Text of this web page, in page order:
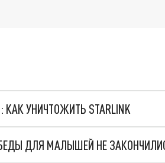
УНИЧТОЖИТЬ STARLINK
ДЛЯ МАЛЫШЕЙ НЕ